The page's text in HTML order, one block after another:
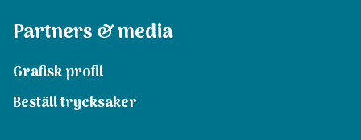
Partners & media
Grafisk profil
Beställ trycksaker